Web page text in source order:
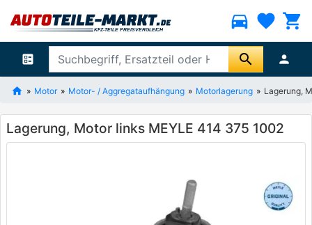
directions_car favorite shopping_cart
ballot search person
Motor Motor- / Aggregataufhängung Motorlagerung Lagerung,
Lagerung, Motor links MEYLE 414 375 1002